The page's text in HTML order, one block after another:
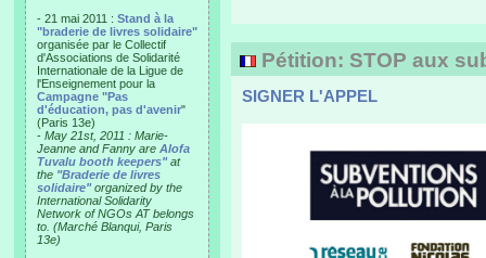
- 21 mai 2011 : Stand à la
"braderie de livres solidaire"
organisée par le Collectif
d'Associations de Solidarité
Internationale de la Ligue de
l'Enseignement pour la
Campagne "Pas
d'éducation, pas d'avenir"
(Paris 13e)
- May 21st, 2011 : Marie-
Jeanne and Fanny are Alofa
Tuvalu booth keepers"at
the "Braderie de livres
solidaire"organized by the
International Solidarity
Network of NGOs AT belongs
to. (Marché Blanqui, Paris
13e)
Pétition: STOP aux
SIGNER L'APPEL